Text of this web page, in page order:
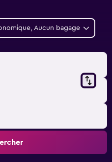
Aucun bagage